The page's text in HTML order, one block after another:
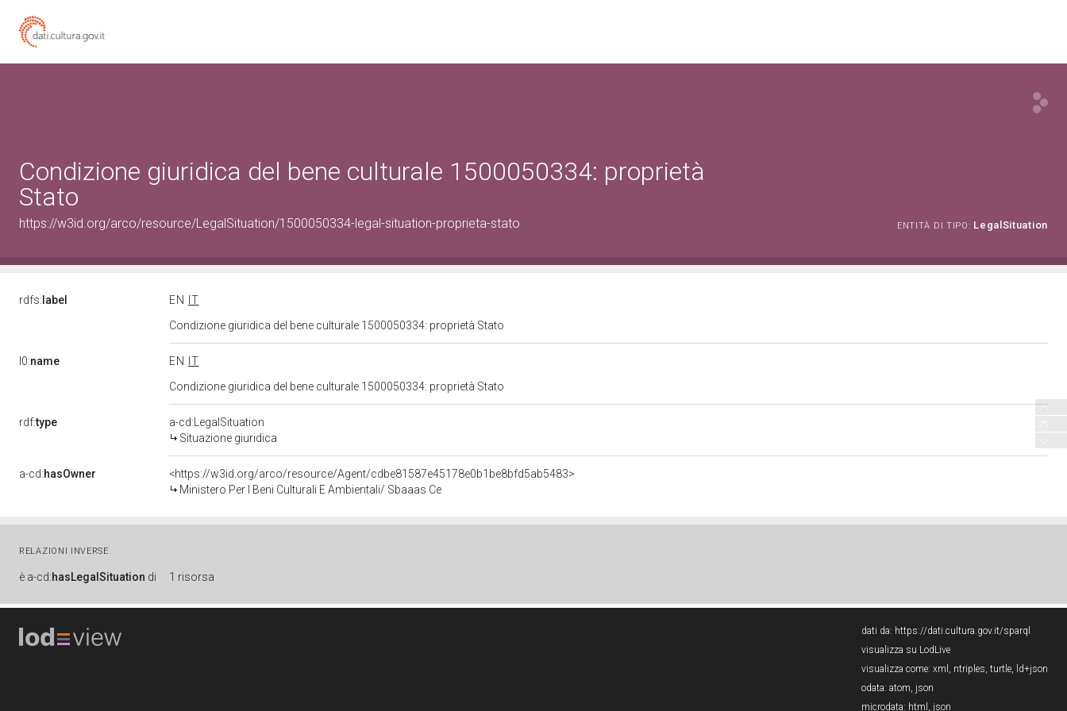
Condizione giuridica del bene culturale 1500050334: proprietà
Stato
https://w3id.org/arco/resource/LegalSituation/1500050334-legal-situation-proprieta-stato ENTITÀ DI TIPO: LegalSituation
rdfs: label EN
IT
Condizione giuridica del bene culturale 1500050334: proprietà Stato
l0:name EN
IT
Condizione giuridica del bene culturale 1500050334: proprietà Stato
rdf:type
a-cd:LegalSituation
Situazione giuridica
a-cd:hasOwner
<https://w3id.org/arco/resource/Agent/cdbe81587e45178e0b1be8bfd5ab5483>
Ministero Per I Beni Culturali E Ambientali/ Sbaaas Ce
RELAZIONI INVERSE
è a-cd:hasLegalSituation di 1 risorsa
dati da: https://dati.cultura.gov.it/sparql
visualizza su LodLive
visualizza come: xml , ntriples, turtle, ld+json
odata: atom, json
microdata: html , json